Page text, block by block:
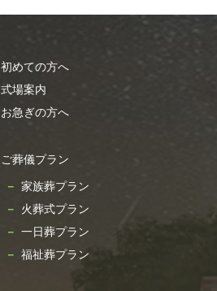
初めての方へ
式場案内
お急ぎの方へ
ご葬儀プラン
家族葬プラン
火葬式プラン
一日葬プラン
福祉葬プラン